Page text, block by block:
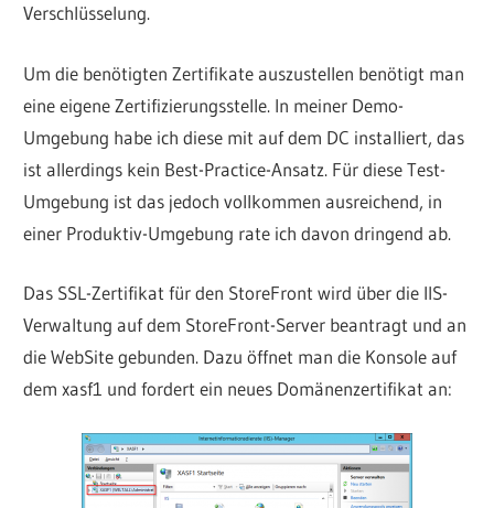
Verschlüsselung.
Um die benötigten Zertifikate auszustellen benötigt man
eine eigene Zertifizierungsstelle. In meiner Demo-
Umgebung habe ich diese mit auf dem DC installiert, das
ist allerdings kein Best-Practice-Ansatz. Für diese Test-
Umgebung ist das jedoch vollkommen ausreichend, in
einer Produktiv-Umgebung rate ich davon dringend ab.
Das SSL-Zertifikat für den StoreFront wird über die IIS-
Verwaltung auf dem StoreFront-Server beantragt und an
die WebSite gebunden. Dazu öffnet man die Konsole auf
dem xasf1 und fordert ein neues Domänenzertifikat an: